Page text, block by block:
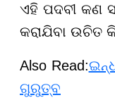
ଏହି ପଦବୀ କଣ
କରାଯିବା ଉଚିତ
Also Read:
ଗୁରୁତ୍ବ